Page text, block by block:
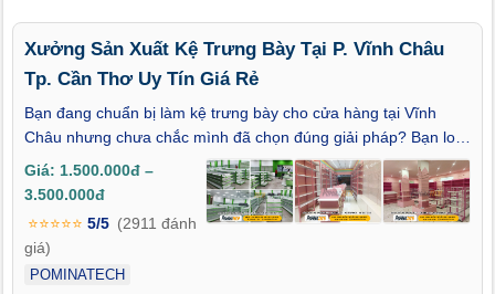
Xưởng Sản Xuất Kệ Trưng Bày Tại P. Vĩnh Châu
Tp. Cần Thơ Uy Tín Giá Rẻ
Bạn đang chuẩn bị làm kệ trưng bày cho cửa hàng tại Vĩnh
Châu nhưng chưa chắc mình đã chọn đúng giải pháp? Bạn lo
đặt kệ xong mới phát hiện không phù hợp cách bán hàng, phải
tháo ra làm lại rất tốn kém? Và điều bạn đang cần lúc này có
phải là Xưởng Sản Xuất Kệ Trưng Bày Tại P. Vĩnh Châu Tp.
Cần Thơ Uy Tín Giá Rẻ – nơi có thể tư vấn rõ ràng, làm kệ
đúng công năng ngay từ lần đầu? Đó chính là những câu hỏi
mà POMINATECH – xưởng sản xuất kệ trưng bày với hơn 13
Giá: 1.500.000đ –
3.500.000đ
⭐⭐⭐⭐⭐ 5/5 (2911 đánh
giá)
POMINATECH